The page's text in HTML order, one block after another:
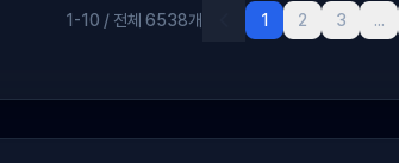
1 -10 / 전체 6538개 1 2 3 ...